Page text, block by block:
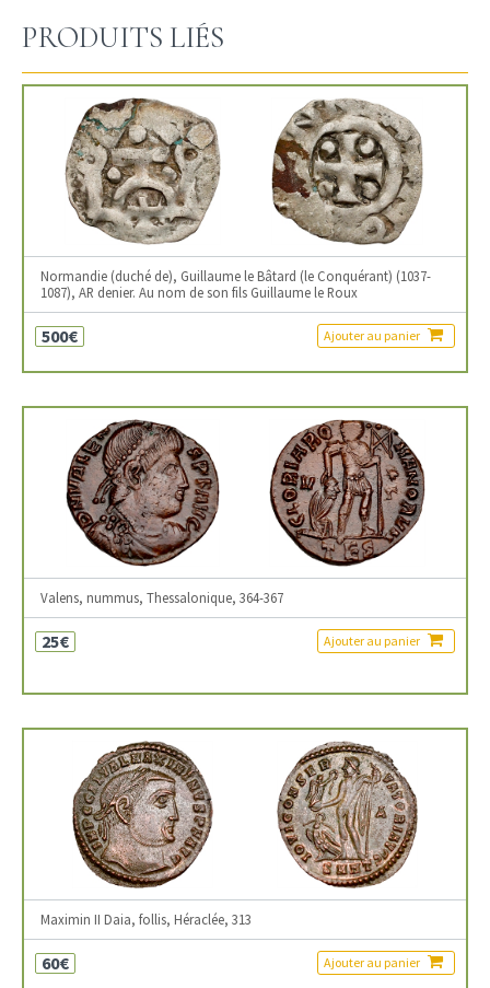
PRODUITS LIÉS
Normandie (duché de), Guillaume le Bâtard (le Conquérant) (1037-
1087), AR denier. Au nom de son fils Guillaume le Roux
500€ Ajouter au panier
Valens, nummus, Thessalonique, 364-367
25€ Ajouter au panier
Maximin II Daia, follis, Héraclée, 313
60€ Ajouter au panier